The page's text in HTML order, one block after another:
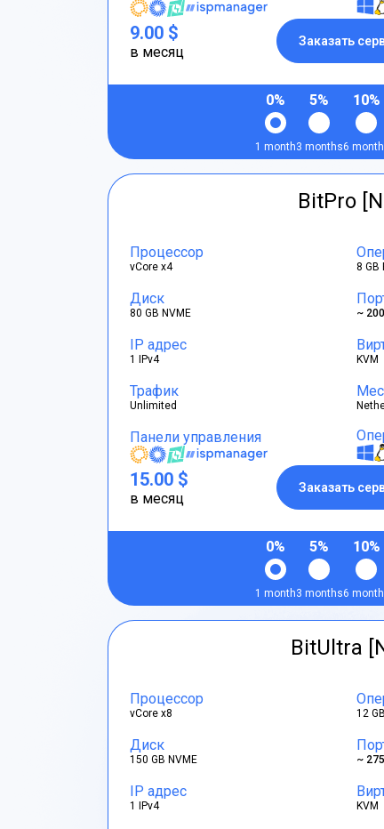
9.00 $
в месяц
Заказать
0%
1 month
5%
3 months
10%
6
BitPro
Процессор
vCore x4 8 GB
Диск
80 GB NVME ~
IP адрес
1 IPv4 KVM
Трафик
Unlimited
Панели управления
15.00 $
в месяц
Заказать
0%
1 month
5%
3 months
10%
6
BitUltra
Процессор
vCore x8 12
Диск
150 GB NVME ~
IP адрес
1 IPv4 KVM